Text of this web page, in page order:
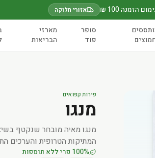
הזמנה 100 ₪ אזורי חלוקה
סופר
פוד
מארזי
הבריאות
פירות קפואים
מנגו
מנגו מאיה מובחר שנקטף
המתיקות הטרופית והערכים התזונתיים.
100% פרי ללא תוספות